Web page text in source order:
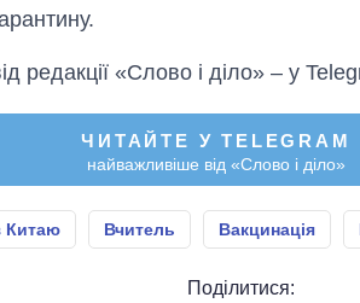
редакції «Слово і діло» – у
ЧИТАЙТЕ У TELEGRAM
найважливіше від «Слово і діло»
Китаю Вчитель Вакцинація
Поділитися: